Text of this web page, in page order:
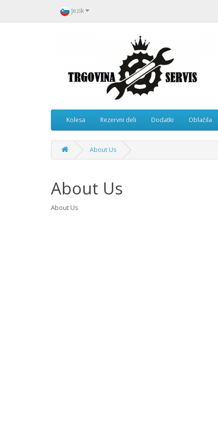
Jezik
Kolesa Rezervni deli Dodatki Oblačila
About Us
About Us
About Us